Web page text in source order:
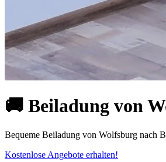
🚚 Beiladung von
Bequeme Beiladung von Wolfsburg nach
Kostenlose Angebote erhalten!